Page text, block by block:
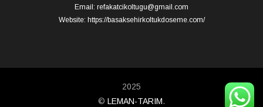
Email: refakatcikoltugu@gmail.com
Website: https://basaksehirkoltukdoseme.com/
2025
© LEMAN-TARIM.